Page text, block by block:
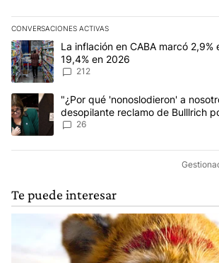
CONVERSACIONES ACTIVAS
Este listado muestra los artículos con más
Un artículo de tendencia con el título "La
La inflación en CABA marcó 2,9%
19,4% en 2026
212
Un artículo de tendencia con el título ""¿Por
"¿Por qué 'nonoslodieron' a
desopilante reclamo de Bulllrich
Malvinas
26